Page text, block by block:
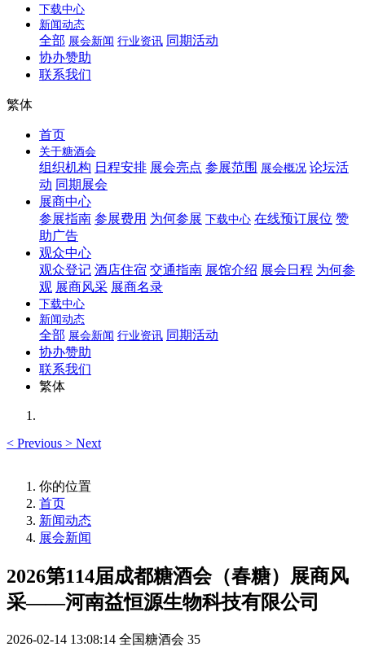
下载中心
新闻动态
全部 展会新闻 行业资讯 同期活动
协办赞助
联系我们
繁体
首页
关于糖酒会
组织机构 日程安排 展会亮点 参展范围 展会概况 论坛活
动 同期展会
展商中心
参展指南 参展费用 为何参展 下载中心 在线预订展位 赞
助广告
观众中心
观众登记 酒店住宿 交通指南 展馆介绍 展会日程 为何参
观 展商风采 展商名录
下载中心
新闻动态
全部 展会新闻 行业资讯 同期活动
协办赞助
联系我们
繁体
< Previous > Next
你的位置
首页
新闻动态
展会新闻
2026第114届成都糖酒会（春糖）展商风
采——河南益恒源生物科技有限公司
2026-02-14 13:08:14 全国糖酒会 35